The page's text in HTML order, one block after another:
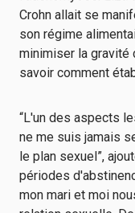
Crohn allait se
son régime
minimiser la gravité
savoir comment
“L'un des aspects
ne me suis jamais
le plan sexuel”,
périodes
mon mari et moi